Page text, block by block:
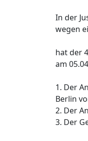
In der
wegen
hat der
am
1. Der
Berlin
2. Der
3. Der